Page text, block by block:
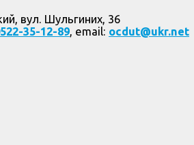
вул. Шульгиних, 36
35-12-89, email: ocdut@ukr.net